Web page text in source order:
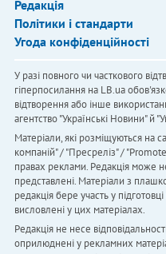
Редакція
Політики і стандарти
Угода конфіденційності
У разі повного чи часткового
гіперпосилання на LB.ua
відтворення або інше
агентство "Українськi Новини" й
Матеріали, які розміщуються на
компаній" / "Пресреліз" /
правах реклами. Редакція може
представлені. Матеріали з
редакція бере участь у
висловлені у цих матеріалах.
Редакція не несе
оприлюднені у рекламних